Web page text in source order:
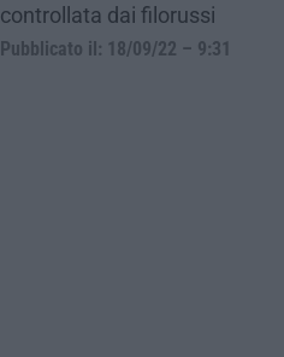
controllata dai filorussi
Pubblicato il: 18/09/22 – 9:31